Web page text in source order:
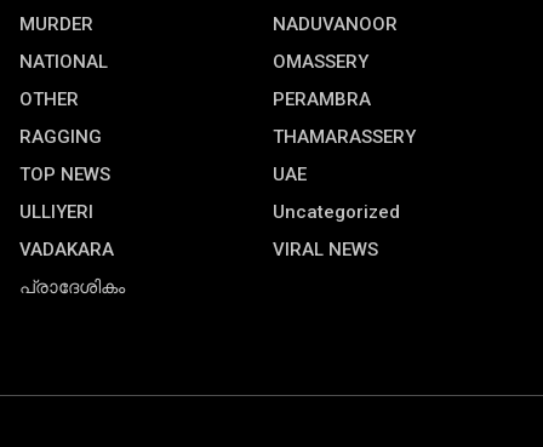
MURDER
NADUVANOOR
NATIONAL
OMASSERY
OTHER
PERAMBRA
RAGGING
THAMARASSERY
TOP NEWS
UAE
ULLIYERI
Uncategorized
VADAKARA
VIRAL NEWS
പ്രാദേശികം